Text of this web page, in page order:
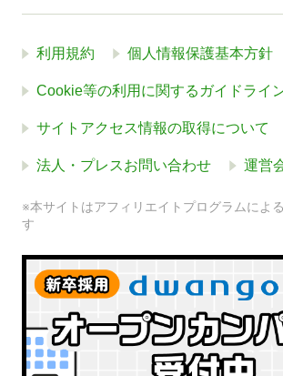
利用規約 個人情報保護基本方針
Cookie等の利用に関するガイドライ
サイトアクセス情報の取得について
法人・プレスお問い合わせ 運営
※本サイトはアフィリエイトプログラムによ
す